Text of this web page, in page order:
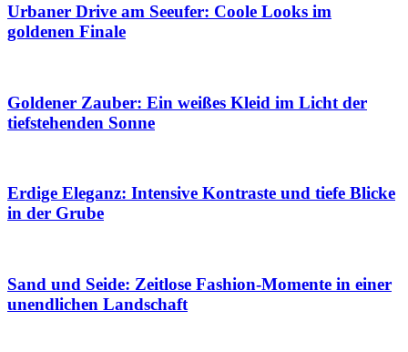
Urbaner Drive am Seeufer: Coole Looks im
goldenen Finale
Goldener Zauber: Ein weißes Kleid im Licht der
tiefstehenden Sonne
Erdige Eleganz: Intensive Kontraste und tiefe Blicke
in der Grube
Sand und Seide: Zeitlose Fashion-Momente in einer
unendlichen Landschaft